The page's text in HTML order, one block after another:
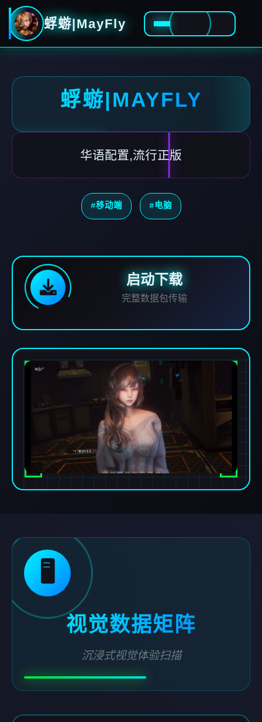
蜉蝣|MayFly
蜉蝣|MAYFLY
华语配置,流行正版
#移动端 #电脑
启动下载
完整数据包传输
🖥️
视觉数据矩阵
沉浸式视觉体验扫描